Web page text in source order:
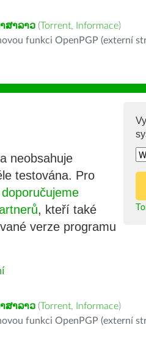
ສາລາວ (Torrent, Informace)
funkci OpenPGP (externí
neobsahuje
testována. Pro
, kteří také
verze programu
ສາລາວ (Torrent, Informace)
funkci OpenPGP (externí